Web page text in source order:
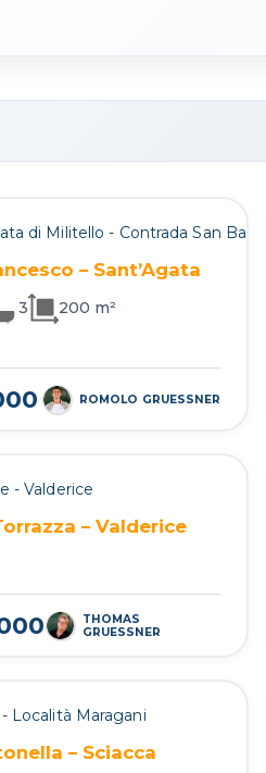
di Militello - Contrada San Basilio
– Sant’Agata
3 200 m²
ROMOLO GRUESSNER
- Valderice
– Valderice
THOMAS
GRUESSNER
Località Maragani
– Sciacca